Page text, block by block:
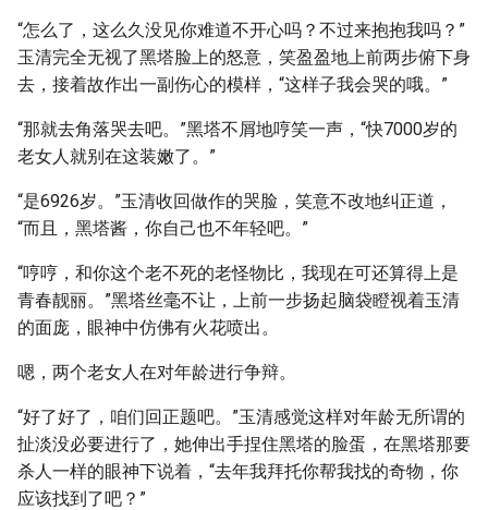
“怎么了，这么久没见你难道不开心吗？不过来抱抱我吗？”
玉清完全无视了黑塔脸上的怒意，笑盈盈地上前两步俯下身
去，接着故作出一副伤心的模样，“这样子我会哭的哦。”
“那就去角落哭去吧。”黑塔不屑地哼笑一声，“快7000岁的
老女人就别在这装嫩了。”
“是6926岁。”玉清收回做作的哭脸，笑意不改地纠正道，
“而且，黑塔酱，你自己也不年轻吧。”
“哼哼，和你这个老不死的老怪物比，我现在可还算得上是
青春靓丽。”黑塔丝毫不让，上前一步扬起脑袋瞪视着玉清
的面庞，眼神中仿佛有火花喷出。
嗯，两个老女人在对年龄进行争辩。
“好了好了，咱们回正题吧。”玉清感觉这样对年龄无所谓的
扯淡没必要进行了，她伸出手捏住黑塔的脸蛋，在黑塔那要
杀人一样的眼神下说着，“去年我拜托你帮我找的奇物，你
应该找到了吧？”